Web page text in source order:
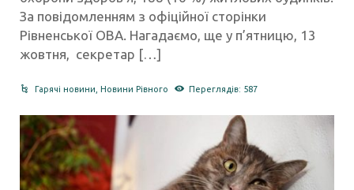
За повідомленням з офіційної сторінки
Рівненської ОВА. Нагадаємо, ще у п’ятницю, 13
жовтня, секретар […]
Гарячі новини Новини Рівного Переглядів: 587